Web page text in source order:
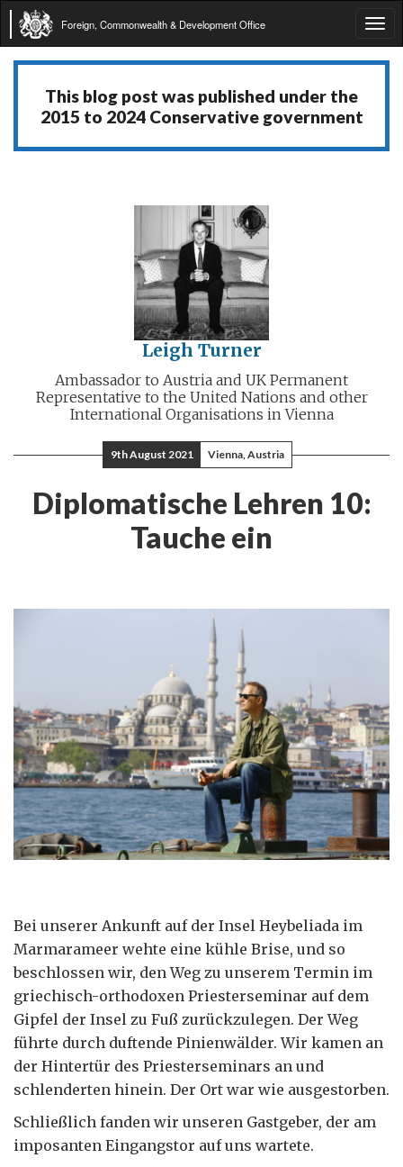
Foreign, Commonwealth & Development Office
This blog post was published under the
2015 to 2024 Conservative government
Leigh Turner
Ambassador to Austria and UK Permanent
Representative to the United Nations and other
International Organisations in Vienna
9th August 2021 Vienna, Austria
Diplomatische Lehren 10:
Tauche ein
Bei unserer Ankunft auf der Insel Heybeliada im
Marmarameer wehte eine kühle Brise, und so
beschlossen wir, den Weg zu unserem Termin im
griechisch-orthodoxen Priesterseminar auf dem
Gipfel der Insel zu Fuß zurückzulegen. Der Weg
führte durch duftende Pinienwälder. Wir kamen an
der Hintertür des Priesterseminars an und
schlenderten hinein. Der Ort war wie ausgestorben.
Schließlich fanden wir unseren Gastgeber, der am
imposanten Eingangstor auf uns wartete.